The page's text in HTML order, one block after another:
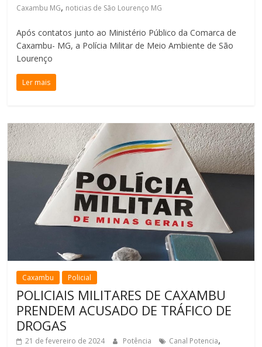
Caxambu MG, noticias de São Lourenço MG
Após contatos junto ao Ministério Público da Comarca de
Caxambu- MG, a Polícia Militar de Meio Ambiente de São
Lourenço
Ler mais
Caxambu Policial
POLICIAIS MILITARES DE CAXAMBU
PRENDEM ACUSADO DE TRÁFICO DE
DROGAS
21 de fevereiro de 2024 Potência Canal Potencia,